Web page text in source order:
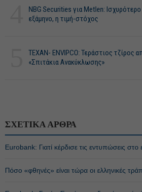
NBG Securities για Metlen:
εξάμηνο, η τιμή-στόχος
ΤΕΧΑΝ- ENVIPCO: Τεράστιος τζίρος
«Σπιτάκια Ανακύκλωσης»
ΣΧΕΤΙΚΑ ΑΡΘΡΑ
Eurobank: Γιατί κέρδισε τις εντυπώσεις στο
Πόσο «φθηνές» είναι τώρα οι ελληνικές